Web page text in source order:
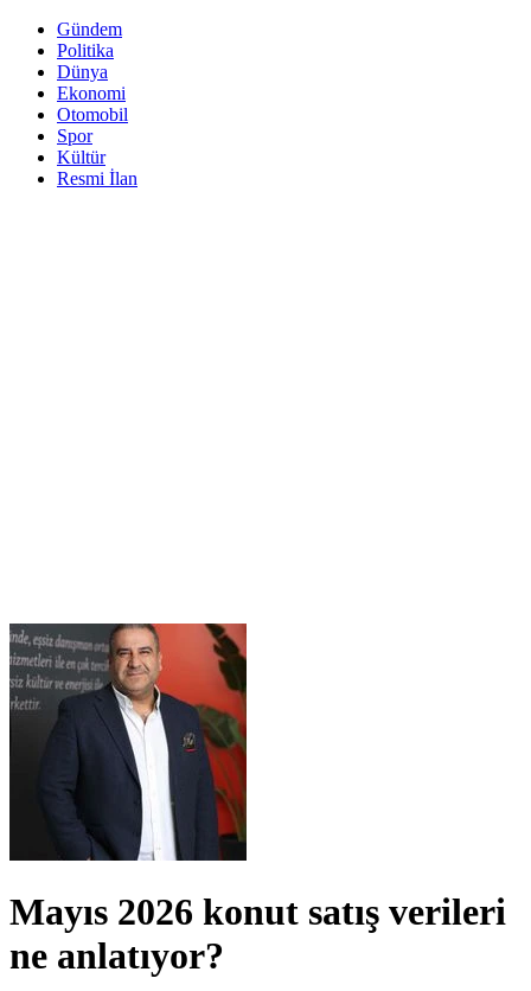
Gündem
Politika
Dünya
Ekonomi
Otomobil
Spor
Kültür
Resmi İlan
Mayıs 2026 konut satış verileri
ne anlatıyor?